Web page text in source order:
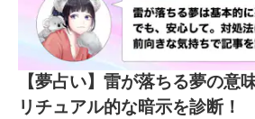
【夢占い】雷が落ちる夢の意
リチュアル的な暗示を診断！